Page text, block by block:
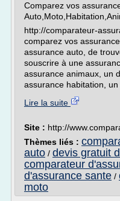
Comparez vos
http://comparateur-
comparez vos
assurance auto, de
souscrire à une
assurance animaux, un
assurance habitation, un
Lire la suite
Site : http://
Thèmes liés :
auto / devis gratuit
comparateur
d'assurance sante /
moto